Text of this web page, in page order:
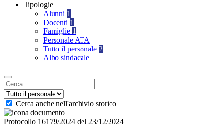
Tipologie
Alunni 1
Docenti 1
Famiglie 1
Personale ATA
Tutto il personale 2
Albo sindacale
Cerca anche nell'archivio storico
Protocollo 16179/2024 del 23/12/2024